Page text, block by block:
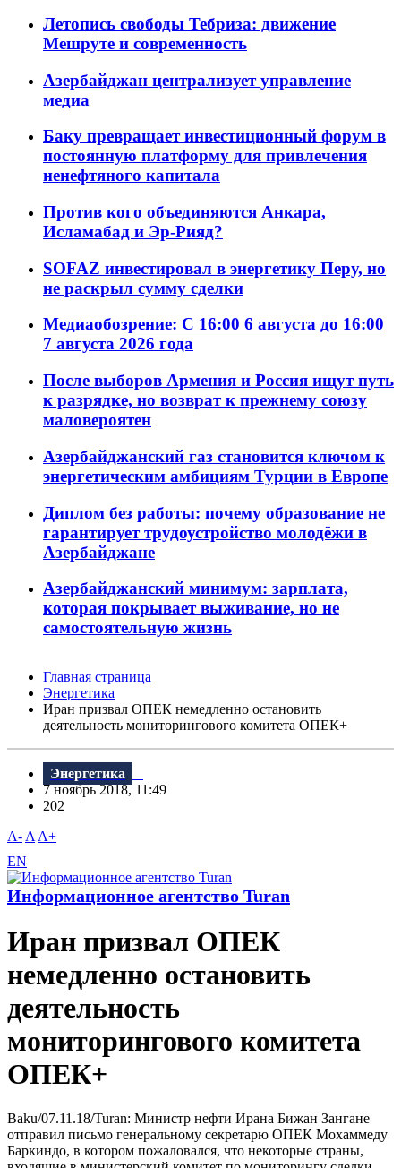
Летопись свободы Тебриза: движение
Мешруте и современность
Азербайджан централизует управление
медиа
Баку превращает инвестиционный форум в
постоянную платформу для привлечения
ненефтяного капитала
Против кого объединяются Анкара,
Исламабад и Эр-Рияд?
SOFAZ инвестировал в энергетику Перу, но
не раскрыл сумму сделки
Медиаобозрение: С 16:00 6 августа до 16:00
7 августа 2026 года
После выборов Армения и Россия ищут путь
к разрядке, но возврат к прежнему союзу
маловероятен
Азербайджанский газ становится ключом к
энергетическим амбициям Турции в Европе
Диплом без работы: почему образование не
гарантирует трудоустройство молодёжи в
Азербайджане
Азербайджанский минимум: зарплата,
которая покрывает выживание, но не
самостоятельную жизнь
Главная страница
Энергетика
Иран призвал ОПЕК немедленно остановить
деятельность мониторингового комитета ОПЕК+
Энергетика
7 ноябрь 2018, 11:49
202
A- A A+
EN
Информационное агентство Turan
Иран призвал ОПЕК
немедленно остановить
деятельность
мониторингового комитета
ОПЕК+
Baku/07.11.18/Turan: Министр нефти Ирана Бижан Зангане
отправил письмо генеральному секретарю ОПЕК Мохаммеду
Баркиндо, в котором пожаловался, что некоторые страны,